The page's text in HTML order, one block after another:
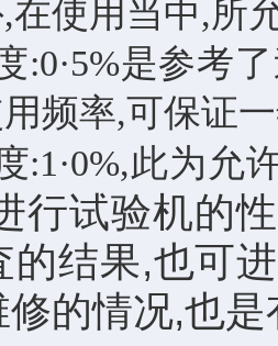
在使用当中,所
:0·5%是参考
频率,可保证
:1·0%,此为允
行试验机的
的结果,也可
的情况,也是